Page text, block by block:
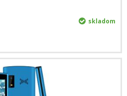
skladom